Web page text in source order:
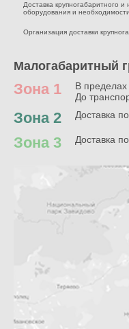
Доставка крупногабаритного
оборудования и
Организация доставки
Малогабаритный
Зона 1 В
До
Зона 2 Доставка
Зона 3 Доставка